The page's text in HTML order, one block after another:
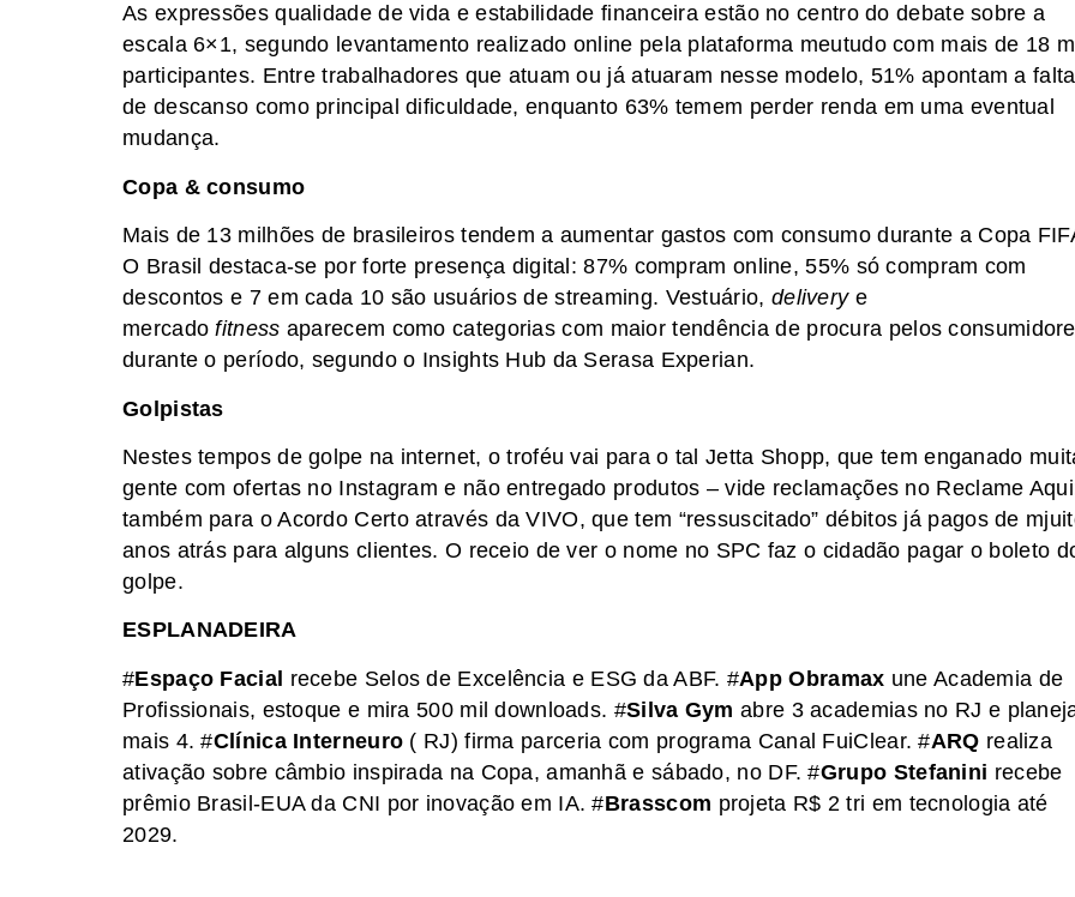
As expressões qualidade de vida e estabilidade financeira estão no centro do debate sobre a
escala 6×1, segundo levantamento realizado online pela plataforma meutudo com mais de 18
participantes. Entre trabalhadores que atuam ou já atuaram nesse modelo, 51% apontam a falta
de descanso como principal dificuldade, enquanto 63% temem perder renda em uma eventual
mudança.
Copa & consumo
Mais de 13 milhões de brasileiros tendem a aumentar gastos com consumo durante a Copa
O Brasil destaca-se por forte presença digital: 87% compram online, 55% só compram com
descontos e 7 em cada 10 são usuários de streaming. Vestuário, deliverye
mercadofitness aparecem como categorias com maior tendência de procura pelos
durante o período, segundo o Insights Hub da Serasa Experian.
Golpistas
Nestes tempos de golpe na internet, o troféu vai para o tal Jetta Shopp, que tem enganado
gente com ofertas no Instagram e não entregado produtos – vide reclamações no Reclame
também para o Acordo Certo através da VIVO, que tem “ressuscitado” débitos já pagos de
anos atrás para alguns clientes. O receio de ver o nome no SPC faz o cidadão pagar o boleto
golpe.
ESPLANADEIRA
#Espaço Facial recebe Selos de Excelência e ESG da ABF. #App Obramax une Academia de
Profissionais, estoque e mira 500 mil downloads. #Silva Gym abre 3 academias no RJ e
mais 4. #Clínica Interneuro ( RJ) firma parceria com programa Canal FuiClear. #ARQ realiza
ativação sobre câmbio inspirada na Copa, amanhã e sábado, no DF. #Grupo Stefanini recebe
prêmio Brasil-EUA da CNI por inovação em IA. #Brasscom projeta R$ 2 tri em tecnologia até
2029.